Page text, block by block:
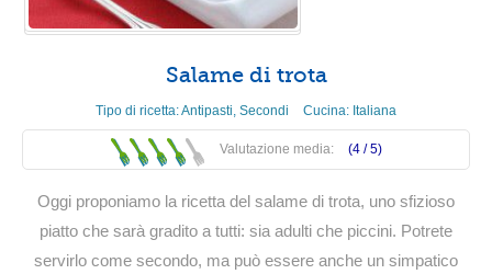
Salame di trota
Tipo di ricetta:Antipasti, Secondi Cucina: Italiana
Valutazione media: (4 /5)
Oggi proponiamo la ricetta del salame di trota, uno sfizioso
piatto che sarà gradito a tutti: sia adulti che piccini. Potrete
servirlo come secondo, ma può essere anche un simpatico